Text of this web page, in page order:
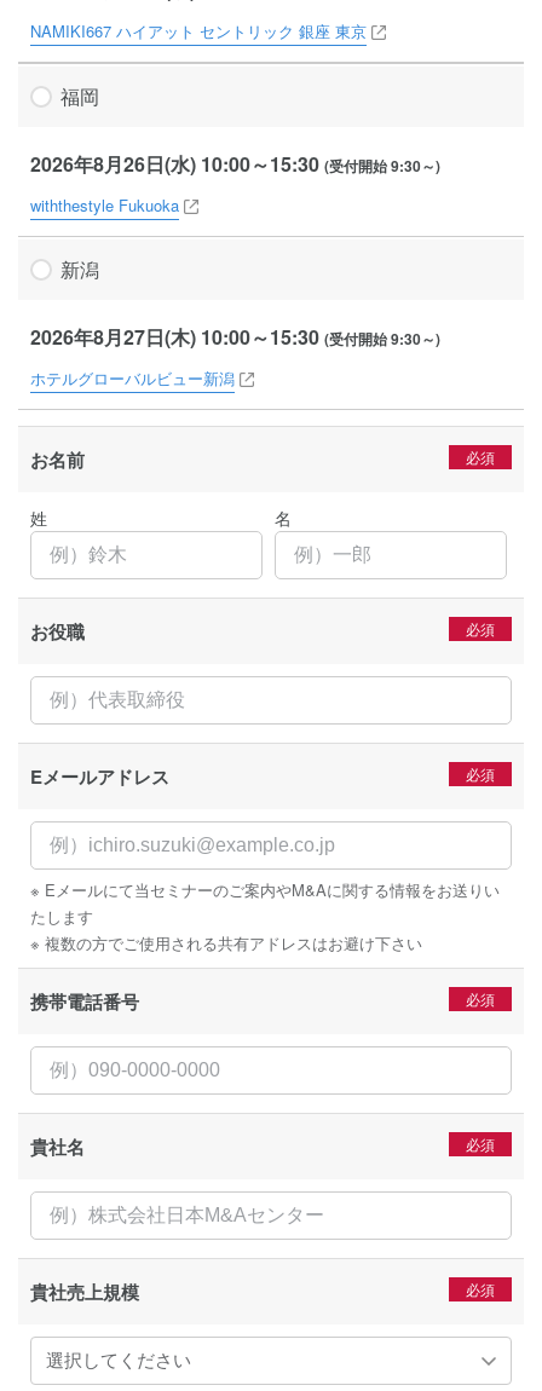
NAMIKI667 ハイアット セントリック 銀座 東京
福岡
2026年8月26日(水) 10:00～15:30 (受付開始 9:30～)
withthestyle Fukuoka
新潟
2026年8月27日(木) 10:00～15:30 (受付開始 9:30～)
ホテルグローバルビュー新潟
お名前
姓 名
お役職
Eメールアドレス
※ Eメールにて当セミナーのご案内やM&Aに関する情報をお送りい
たします
※ 複数の方でご使用される共有アドレスはお避け下さい
携帯電話番号
貴社名
貴社売上規模